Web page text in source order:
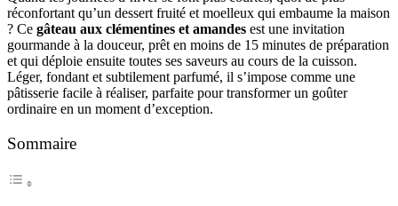
réconfortant qu’un dessert fruité et moelleux qui embaume la maison
? Ce gâteau aux clémentines et amandes est une invitation
gourmande à la douceur, prêt en moins de 15 minutes de préparation
et qui déploie ensuite toutes ses saveurs au cours de la cuisson.
Léger, fondant et subtilement parfumé, il s’impose comme une
pâtisserie facile à réaliser, parfaite pour transformer un goûter
ordinaire en un moment d’exception.
Sommaire